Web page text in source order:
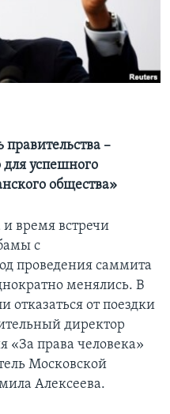
–
для успешного
общества»
и время встречи
с
проведения саммита
менялись. В
отказаться от поездки
директор
«За права человека»
Московской
Алексеева.